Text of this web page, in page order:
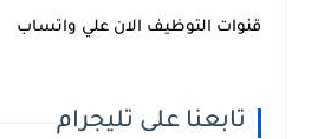
قنوات التوظيف الان علي واتساب
تابعنا على تليجرام